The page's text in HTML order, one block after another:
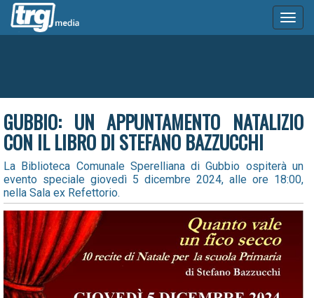
GUBBIO: UN APPUNTAMENTO NATALIZIO
CON IL LIBRO DI STEFANO BAZZUCCHI
La Biblioteca Comunale Sperelliana di Gubbio ospiterà un
evento speciale giovedì 5 dicembre 2024, alle ore 18:00,
nella Sala ex Refettorio.